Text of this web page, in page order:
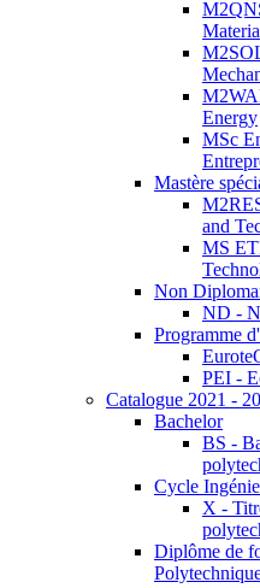
Energy
MSc
Mastère
and
MS
Non
ND -
Programme
PEI -
Catalogue 2021 -
Bachelor
BS -
Cycle
X -
Diplôme de